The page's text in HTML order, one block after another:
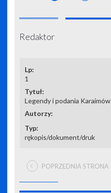
Redaktor
1
Legendy i podania Karaimów
rękopis/dokument/druk
POPRZEDNIA STRONA